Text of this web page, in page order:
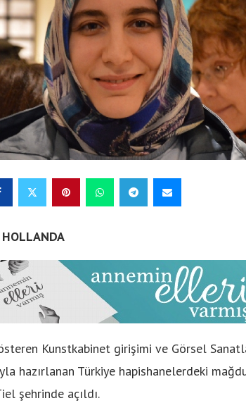
Kunstkabinet girişimi ve Görsel
hazırlanan Türkiye hapishanelerdeki
şehrinde açıldı.